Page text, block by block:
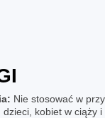
Nie stosować w
dzieci, kobiet w ciąży